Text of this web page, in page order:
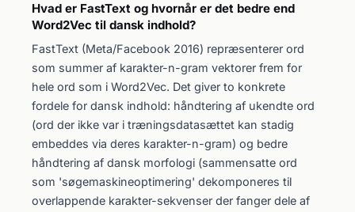
Hvad er FastText og hvornår er det bedre end
Word2Vec til dansk indhold?
FastText (Meta/Facebook 2016) repræsenterer ord
som summer af karakter-n-gram vektorer frem for
hele ord som i Word2Vec. Det giver to konkrete
fordele for dansk indhold: håndtering af ukendte ord
(ord der ikke var i træningsdatasættet kan stadig
embeddes via deres karakter-n-gram) og bedre
håndtering af dansk morfologi (sammensatte ord
som 'søgemaskineoptimering' dekomponeres til
overlappende karakter-sekvenser der fanger dele af